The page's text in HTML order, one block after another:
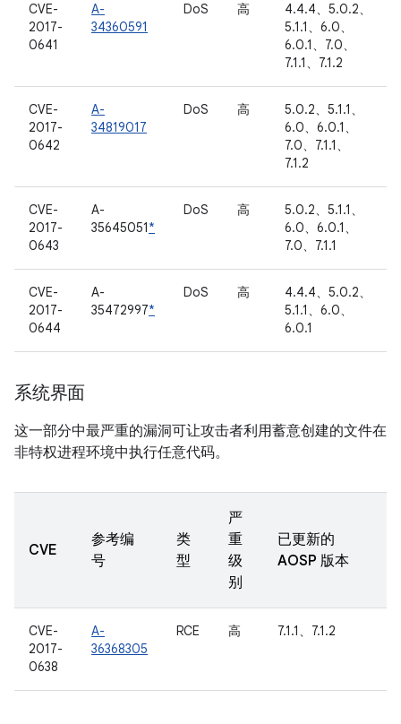
CVE-
2017-
0641
A-
34360591
DoS 高
4.4.4、5.0.2、
5.1.1、6.0、
6.0.1、7.0、
7.1.1、7.1.2
CVE-
2017-
0642
A-
34819017
DoS 高
5.0.2、5.1.1、
6.0、6.0.1、
7.0、7.1.1、
7.1.2
CVE-
2017-
0643
A-
35645051*
DoS 高
5.0.2、5.1.1、
6.0、6.0.1、
7.0、7.1.1
CVE-
2017-
0644
A-
35472997*
DoS 高
4.4.4、5.0.2、
5.1.1、6.0、
6.0.1
系统界面
这一部分中最严重的漏洞可让攻击者利用蓄意创建的文件在
非特权进程环境中执行任意代码。
CVE
参考编
号
类
型
严
重
级
别
已更新的
AOSP 版本
CVE-
2017-
0638
A-
36368305
RCE 高 7.1.1、7.1.2